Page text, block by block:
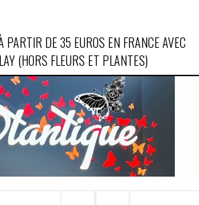
PARTIR DE 35 EUROS EN FRANCE AVEC
(HORS FLEURS ET PLANTES)